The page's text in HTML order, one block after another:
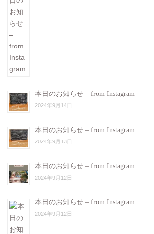
本日のお知らせ – from Instagram
2024年9月14日
本日のお知らせ – from Instagram
2024年9月13日
本日のお知らせ – from Instagram
2024年9月12日
本日のお知らせ – from Instagram
2024年9月12日